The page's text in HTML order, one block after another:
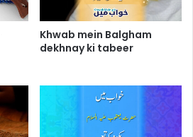
Khwab mein Balgham
dekhnay ki tabeer